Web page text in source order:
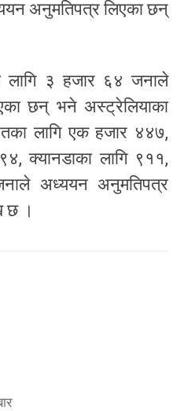
अनुमतिपत्र लिएका छन्
लागि ३ हजार ६४ जनाले
छन् भने अस्ट्रेलियाका
लागि एक हजार ४४७,
क्यानडाका लागि ९११,
अध्ययन अनुमतिपत्र
छ ।